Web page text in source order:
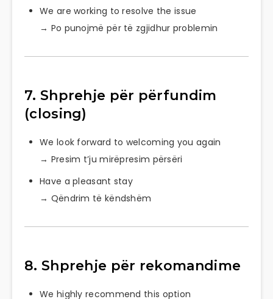
We are working to resolve the issue
→ Po punojmë për të zgjidhur problemin
7. Shprehje për përfundim
(closing)
We look forward to welcoming you again
→ Presim t’ju mirëpresim përsëri
Have a pleasant stay
→ Qëndrim të këndshëm
8. Shprehje për rekomandime
We highly recommend this option